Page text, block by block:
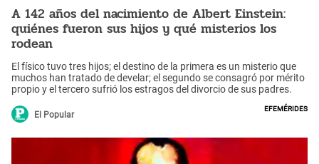
A 142 años del nacimiento de Albert Einstein:
quiénes fueron sus hijos y qué misterios los
rodean
El físico tuvo tres hijos; el destino de la primera es un misterio que
muchos han tratado de develar; el segundo se consagró por mérito
propio y el tercero sufrió los estragos del divorcio de sus padres.
El Popular
Efemérides